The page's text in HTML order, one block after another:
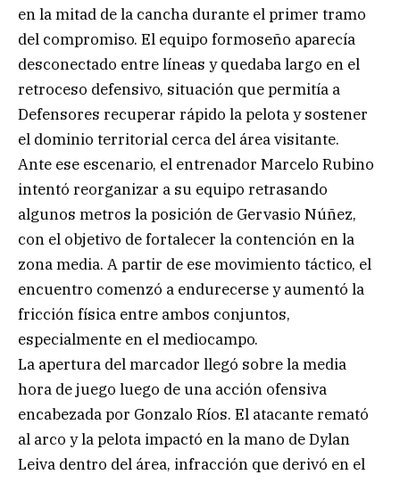
en la mitad de la cancha durante el primer tramo
del compromiso. El equipo formoseño aparecía
desconectado entre líneas y quedaba largo en el
retroceso defensivo, situación que permitía a
Defensores recuperar rápido la pelota y sostener
el dominio territorial cerca del área visitante.
Ante ese escenario, el entrenador Marcelo Rubino
intentó reorganizar a su equipo retrasando
algunos metros la posición de Gervasio Núñez,
con el objetivo de fortalecer la contención en la
zona media. A partir de ese movimiento táctico, el
encuentro comenzó a endurecerse y aumentó la
fricción física entre ambos conjuntos,
especialmente en el mediocampo.
La apertura del marcador llegó sobre la media
hora de juego luego de una acción ofensiva
encabezada por Gonzalo Ríos. El atacante remató
al arco y la pelota impactó en la mano de Dylan
Leiva dentro del área, infracción que derivó en el